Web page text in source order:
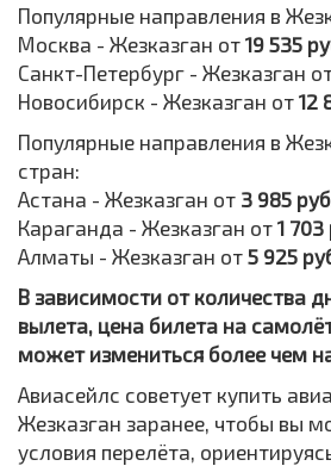
Популярные направления в
Москва - Жезказган от 19 535
Санкт-Петербург - Жезказган
Новосибирск - Жезказган от 12
Популярные направления в
стран:
Астана - Жезказган от 3 985
Караганда - Жезказган от 1
Алматы - Жезказган от 5 925
В зависимости от количества
вылета, цена билета на
может измениться более чем
Авиасейлс советует купить
Жезказган заранее, чтобы вы
условия перелёта,